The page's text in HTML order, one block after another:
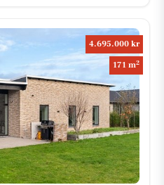
4.695.000 kr
171 m2